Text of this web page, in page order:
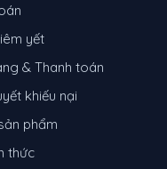
yết
& Thanh toán
khiếu nại
phẩm
thức